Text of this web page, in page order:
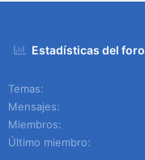
Estadísticas del foro
Temas
Mensajes
Miembros
Último miembro